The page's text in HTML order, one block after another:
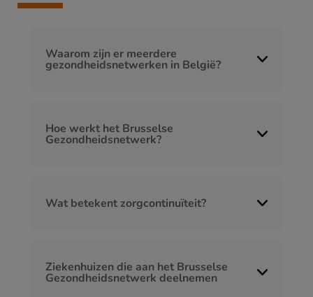
Waarom zijn er meerdere
gezondheidsnetwerken in België?
Hoe werkt het Brusselse
Gezondheidsnetwerk?
Wat betekent zorgcontinuïteit?
Ziekenhuizen die aan het Brusselse
Gezondheidsnetwerk deelnemen